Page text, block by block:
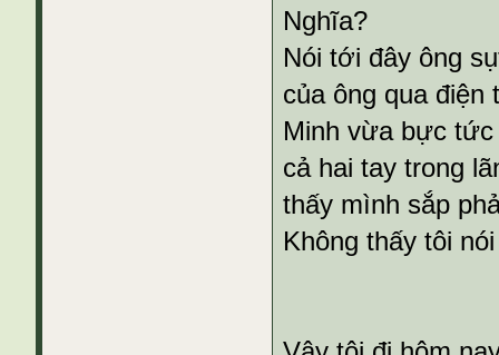
Nghĩa?
Nói tới đây ông
của ông qua
Minh vừa bực
cả hai tay trong
thấy mình sắp
Không thấy tôi